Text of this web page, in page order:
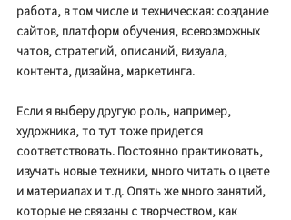
работа, в том числе и техническая: создание
сайтов, платформ обучения, всевозможных
чатов, стратегий, описаний, визуала,
контента, дизайна, маркетинга.
Если я выберу другую роль, например,
художника, то тут тоже придется
соответствовать. Постоянно практиковать,
изучать новые техники, много читать о цвете
и материалах и т.д. Опять же много занятий,
которые не связаны с творчеством, как